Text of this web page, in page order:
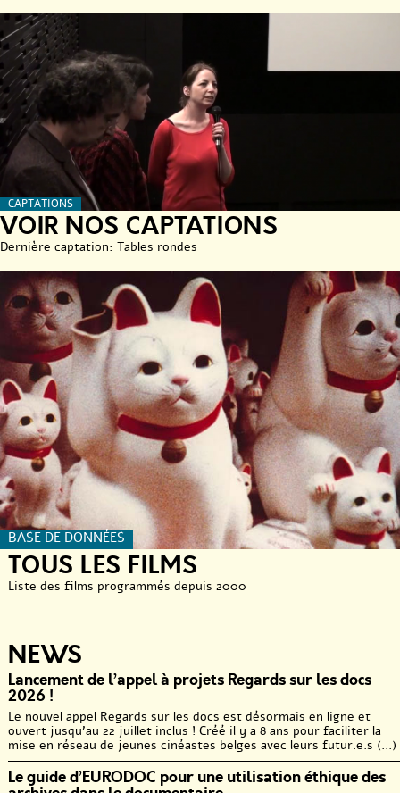
CAPTATIONS
VOIR NOS CAPTATIONS
Dernière captation: Tables rondes
BASE DE DONNÉES
TOUS LES FILMS
Liste des films programmés depuis 2000
NEWS
Lancement de l’appel à projets Regards sur les docs
2026 !
Le nouvel appel Regards sur les docs est désormais en ligne et
ouvert jusqu’au 22 juillet inclus ! Créé il y a 8 ans pour faciliter la
mise en réseau de jeunes cinéastes belges avec leurs futur.e.s (...)
Le guide d’EURODOC pour une utilisation éthique des